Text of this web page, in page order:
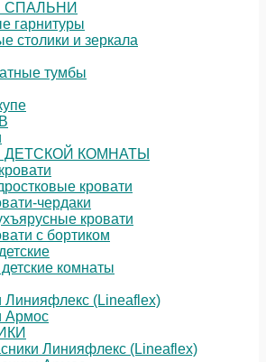
СПАЛЬНИ
гарнитуры
столики и зеркала
тумбы
ДЕТСКОЙ КОМНАТЫ
кровати
чердаки
кровати
с бортиком
комнаты
Линияфлекс (Lineaflex)
Армос
Линияфлекс (Lineaflex)